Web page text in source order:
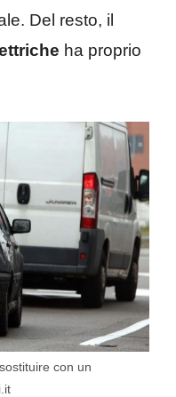
Del resto, il
ha proprio
con un